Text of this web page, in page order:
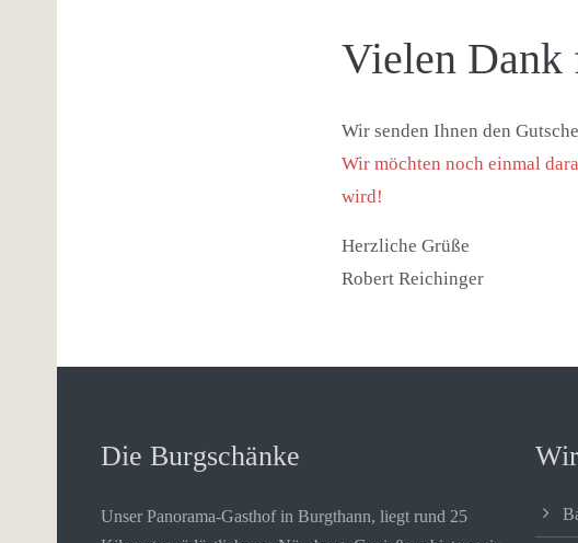
Vielen Dank
Wir senden Ihnen den
Wir möchten noch einmal
wird!
Herzliche Grüße
Robert Reichinger
Die Burgschänke
Unser Panorama-Gasthof in Burgthann, liegt rund 25